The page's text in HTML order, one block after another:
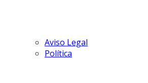
Aviso Legal
Política